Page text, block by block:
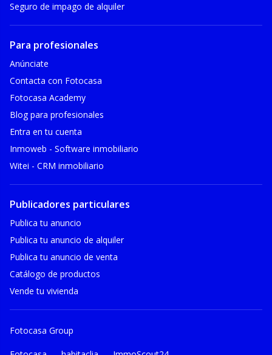
Seguro de impago de alquiler
Para profesionales
Anúnciate
Contacta con Fotocasa
Fotocasa Academy
Blog para profesionales
Entra en tu cuenta
Inmoweb - Software inmobiliario
Witei - CRM inmobiliario
Publicadores particulares
Publica tu anuncio
Publica tu anuncio de alquiler
Publica tu anuncio de venta
Catálogo de productos
Vende tu vivienda
Fotocasa Group